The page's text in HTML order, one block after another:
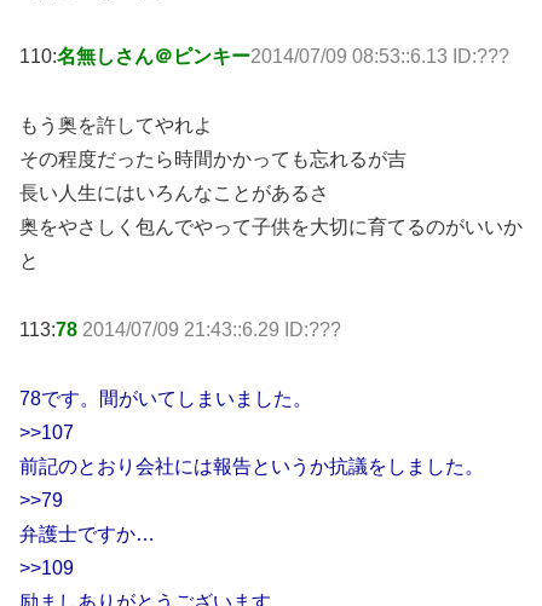
110:名無しさん＠ピンキー2014/07/09 08:53::6.13 ID:???
もう奥を許してやれよ
その程度だったら時間かかっても忘れるが吉
長い人生にはいろんなことがあるさ
奥をやさしく包んでやって子供を大切に育てるのがいいか
と
113:78 2014/07/09 21:43::6.29 ID:???
78です。間がいてしまいました。
>>107
前記のとおり会社には報告というか抗議をしました。
>>79
弁護士ですか…
>>109
励ましありがとうございます。